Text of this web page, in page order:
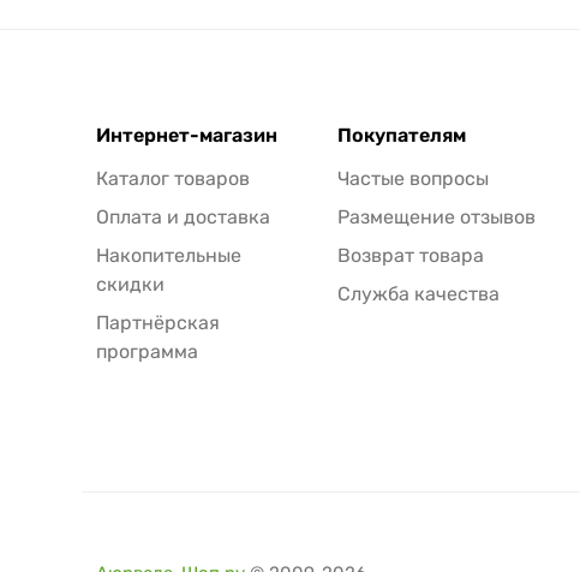
Интернет-магазин
Каталог товаров
Оплата и доставка
Накопительные
скидки
Партнёрская
программа
Покупателям
Частые вопросы
Размещение отзывов
Возврат товара
Служба качества